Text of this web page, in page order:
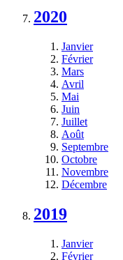
2020
Janvier
Février
Mars
Avril
Mai
Juin
Juillet
Août
Septembre
Octobre
Novembre
Décembre
2019
Janvier
Février